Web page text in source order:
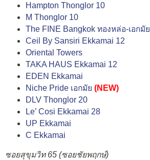
Hampton Thonglor 10
M Thonglor 10
The FINE Bangkok ทองหล่อ-เอกมัย
Ceil By Sansiri Ekkamai 12
Oriental Towers
TAKA HAUS Ekkamai 12
EDEN Ekkamai
Niche Pride เอกมัย (NEW)
DLV Thonglor 20
Le’ Cosi Ekkamai 28
UP Ekkamai
C Ekkamai
ซอยสุขุมวิท 65 (ซอยชัยพฤกษ์)